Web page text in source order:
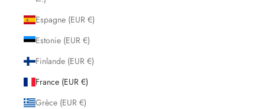
Espagne (EUR €)
Estonie (EUR €)
Finlande (EUR €)
France (EUR €)
Grèce (EUR €)